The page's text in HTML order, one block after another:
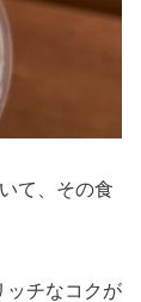
て、その食
ッチなコクが